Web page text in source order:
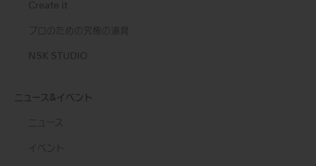
Create it
プロのための究極の道具
NSK STUDIO
ニュース&イベント
ニュース
イベント